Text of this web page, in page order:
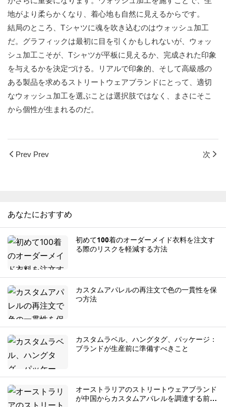
地がより柔らかくなり、着心地も自然に見えるからです。
結局のところ、Tシャツに魂を吹き込むのはウォッシュ加工
だ。グラフィックは最初に目を引くかもしれないが、ウォッ
シュ加工こそが、Tシャツが平板に見えるか、完成された印象
を与えるかを決定づける。リアルで印象的、そして高級感の
ある製品を求めるストリートウェアブランドにとって、適切
なウォッシュ加工を選ぶことは選択肢ではなく、まさにそこ
から個性が生まれるのだ。
Prev Prev 次
あなたにおすすめ
初めて100着のオーダーメイド衣料を注文す
る際のリスクを軽減する方法
カスタムアパレルの再注文で色の一貫性を保
つ方法
カスタムラベル、ハングタグ、パッケージ：
ブランドが生産前に準備すべきこと
オーストラリアのストリートウェアブランド
が中国からカスタムアパレルを調達する前に